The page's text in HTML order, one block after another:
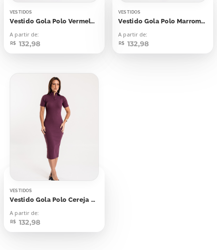
VESTIDOS
Vestido Gola Polo Vermelho Mandarim
A partir de:
R$ 132,98
VESTIDOS
Vestido Gola Polo Marrom Cynnamom
A partir de:
R$ 132,98
VESTIDOS
Vestido Gola Polo Cereja Laqueada
A partir de:
R$ 132,98